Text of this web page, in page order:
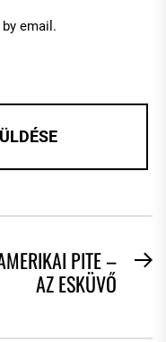
email.
PITE –
AZ ESKÜVŐ